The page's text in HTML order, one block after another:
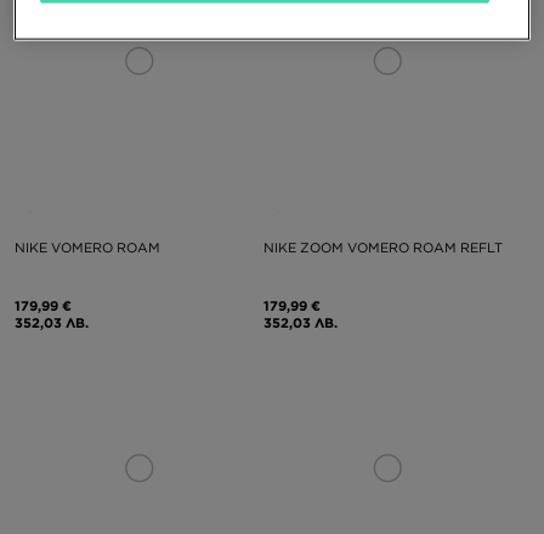
NIKE VOMERO ROAM
179,99 €
352,03 ЛВ.
NIKE ZOOM VOMERO ROAM REFLT
179,99 €
352,03 ЛВ.